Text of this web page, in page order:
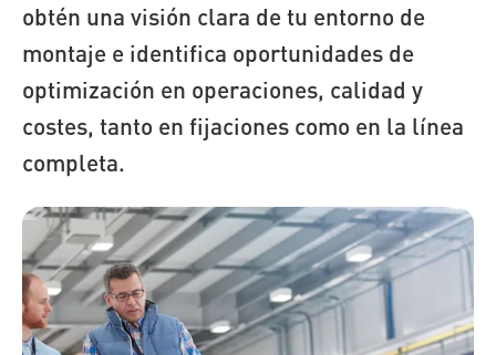
obtén una visión clara de tu entorno de
montaje e identifica oportunidades de
optimización en operaciones, calidad y
costes, tanto en fijaciones como en la línea
completa.